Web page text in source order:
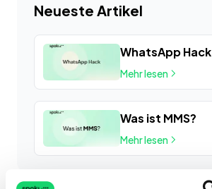
Neueste Artikel
WhatsApp Hack
Mehr lesen
Was ist MMS?
Mehr lesen